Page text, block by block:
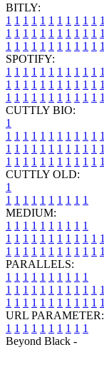
BITLY:
1 1 1 1 1 1 1 1 1 1 1 1
1 1 1 1 1 1 1 1 1 1 1 1
1 1 1 1 1 1 1 1 1 1 1 1
SPOTIFY:
1 1 1 1 1 1 1 1 1 1 1 1
1 1 1 1 1 1 1 1 1 1 1 1
1 1 1 1 1 1 1 1 1 1 1 1
CUTTLY BIO:
1
1 1 1 1 1 1 1 1 1 1 1 1
1 1 1 1 1 1 1 1 1 1 1 1
1 1 1 1 1 1 1 1 1 1 1 1
CUTTLY OLD:
1
1 1 1 1 1 1 1 1 1 1
MEDIUM:
1 1 1 1 1 1 1 1 1 1
1 1 1 1 1 1 1 1 1 1 1 1
1 1 1 1 1 1 1 1 1 1 1 1
PARALLELS:
1 1 1 1 1 1 1 1 1 1
1 1 1 1 1 1 1 1 1 1 1 1
1 1 1 1 1 1 1 1 1 1 1 1
URL PARAMETER:
1 1 1 1 1 1 1 1 1 1
Beyond Black -